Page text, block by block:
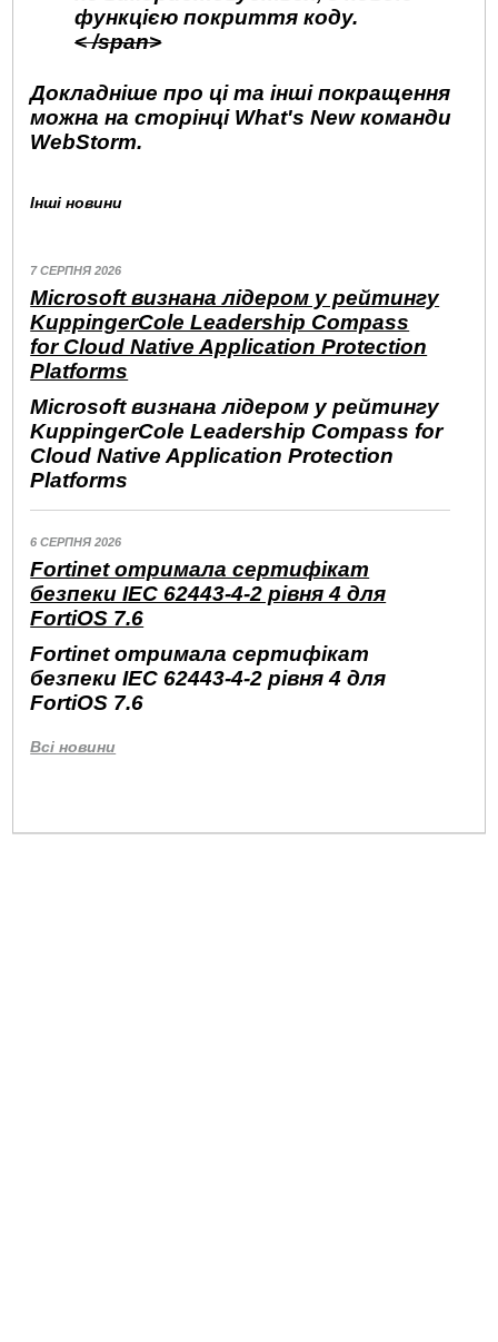
функцією покриття коду.
< /span>
Докладніше про ці та інші покращення
можна на сторінці What's New команди
WebStorm.
Інші новини
7 СЕРПНЯ 2026
Microsoft визнана лідером у рейтингу
KuppingerCole Leadership Compass
for Cloud Native Application Protection
Platforms
Microsoft визнана лідером у рейтингу
KuppingerCole Leadership Compass for
Cloud Native Application Protection
Platforms
6 СЕРПНЯ 2026
Fortinet отримала сертифікат
безпеки IEC 62443-4-2 рівня 4 для
FortiOS 7.6
Fortinet отримала сертифікат
безпеки IEC 62443-4-2 рівня 4 для
FortiOS 7.6
Всі новини